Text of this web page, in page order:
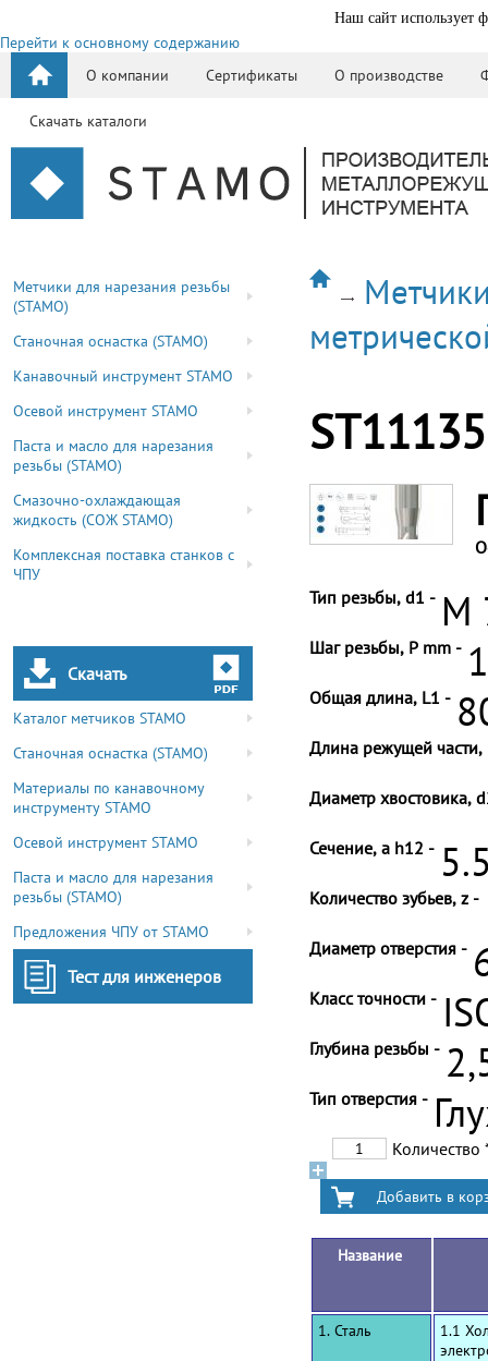
Наш сайт использует
Перейти к основному содержанию
О компании
Сертификаты О производстве
Скачать каталоги
Метчики для нарезания резьбы
(STAMO)
Станочная оснастка (STAMO)
Канавочный инструмент STAMO
Осевой инструмент STAMO
Паста и масло для нарезания
резьбы (STAMO)
Смазочно-охлаждающая
жидкость (СОЖ STAMO)
Комплексная поставка станков с
ЧПУ
Скачать
Каталог метчиков STAMO
Станочная оснастка (STAMO)
Материалы по канавочному
инструменту STAMO
Осевой инструмент STAMO
Паста и масло для нарезания
резьбы (STAMO)
Предложения ЧПУ от STAMO
Тест для инженеров
Тип резьбы, d1 - M
Шаг резьбы, P mm -
Общая длина, L1 -
Длина режущей части,
Диаметр хвостовика,
Сечение, a h12 -
Количество зубьев, z -
Диаметр отверстия -
Класс точности -
Глубина резьбы -
Тип отверстия -
Количество
Название
1. Сталь
1.1